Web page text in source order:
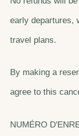
early departures,
travel plans.
By making a
agree to this
NUMÉRO